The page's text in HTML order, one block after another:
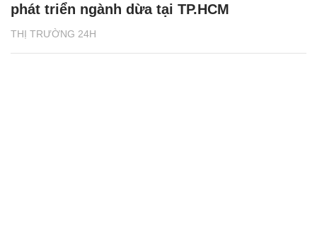
THỊ TRƯỜNG 24H
phát triển ngành dừa tại TP.HCM